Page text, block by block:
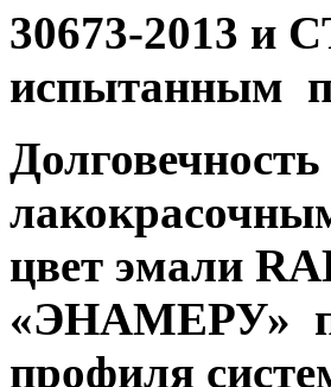
30673-2013 и
испытанным
цвет эмали
«ЭНАМЕРУ»
профиля